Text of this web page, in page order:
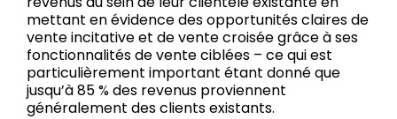
mettant en évidence des opportunités claires de
vente incitative et de vente croisée grâce à ses
fonctionnalités de vente ciblées – ce qui est
particulièrement important étant donné que
jusqu’à 85 % des revenus proviennent
généralement des clients existants.